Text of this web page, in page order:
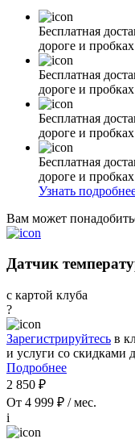
Бесплатная
дороге и
Бесплатная
дороге и
Бесплатная
дороге и
Бесплатная
дороге и
Узнать
Вам может
Датчик
с картой клуба
?
Зарегистрируйтесь в
и услуги со скидками
Подробнее
2 850 ₽
От 4 999 ₽ / мес.
i